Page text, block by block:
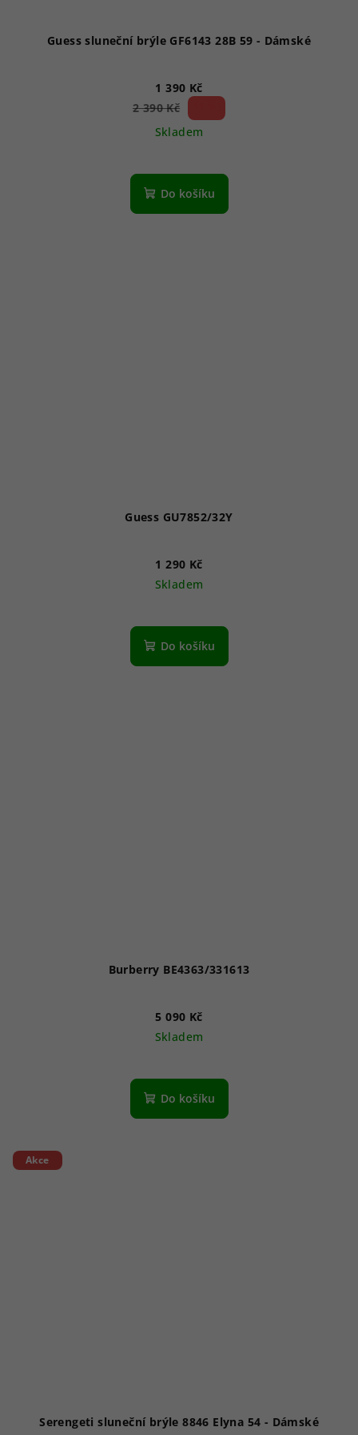
Guess sluneční brýle GF6143 28B 59 - Dámské
1 390 Kč
2 390 Kč
Skladem
Do košíku
Guess GU7852/32Y
1 290 Kč
Skladem
Do košíku
Burberry BE4363/331613
5 090 Kč
Skladem
Do košíku
Akce
Serengeti sluneční brýle 8846 Elyna 54 - Dámské